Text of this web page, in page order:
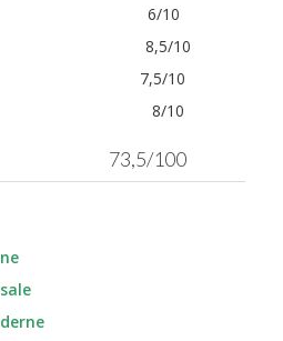
6/10
8,5/10
7,5/10
prix 8/10
73,5/100